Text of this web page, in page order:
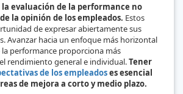
la evaluación de la performance no
la opinión de los empleados. Estos
de expresar abiertamente sus
Avanzar hacia un enfoque más horizontal
la performance proporciona más
rendimiento general e individual.Tener
de los empleadoses esencial
de mejora a corto y medio plazo.